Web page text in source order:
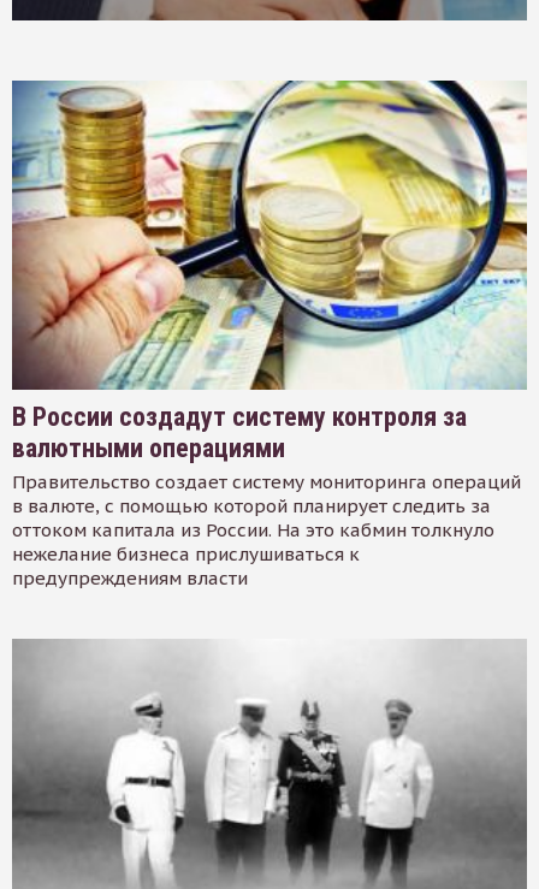
В России создадут систему контроля за
валютными операциями
Правительство создает систему мониторинга операций
в валюте, с помощью которой планирует следить за
оттоком капитала из России. На это кабмин толкнуло
нежелание бизнеса прислушиваться к
предупреждениям власти